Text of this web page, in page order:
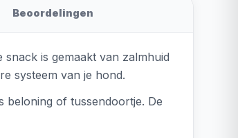
Beoordelingen
is gemaakt van zalmhuid
systeem van je hond.
beloning of tussendoortje. De